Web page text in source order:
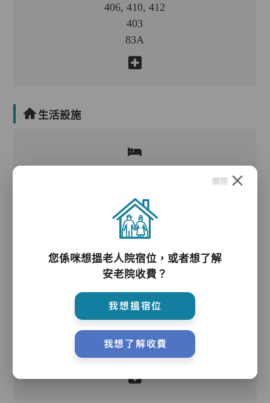
406, 410, 412
403
83A
生活設施
護理服務
護理評估、執藥、核派藥、量度生命表徵、協助沐
關閉
您係咪想搵老人院宿位，或者想了解
安老院收費？
我想搵宿位
我想了解收費